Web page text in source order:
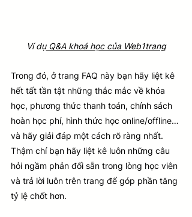
Ví dụ Q&A khoá học của Web1trang
Trong đó, ở trang FAQ này bạn hãy liệt kê
hết tất tần tật những thắc mắc về khóa
học, phương thức thanh toán, chính sách
hoàn học phí, hình thức học online/offline…
và hãy giải đáp một cách rõ ràng nhất.
Thậm chí bạn hãy liệt kê luôn những câu
hỏi ngầm phản đối sẵn trong lòng học viên
và trả lời luôn trên trang để góp phần tăng
tỷ lệ chốt hơn.